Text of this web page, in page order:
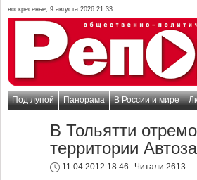
воскресенье, 9 августа 2026 21:33
Под лупой Панорама В России и мире
В Тольятти
территории
11.04.2012 18:46
Читали 2613